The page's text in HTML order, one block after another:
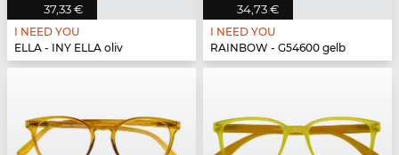
37,33 €
I NEED YOU
ELLA - INY ELLA oliv
34,73 €
I NEED YOU
RAINBOW - G54600 gelb